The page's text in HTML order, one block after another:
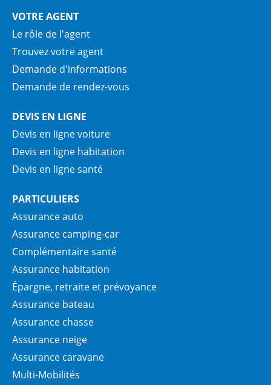
VOTRE AGENT
Le rôle de l'agent
Trouvez votre agent
Demande d'informations
Demande de rendez-vous
DEVIS EN LIGNE
Devis en ligne voiture
Devis en ligne habitation
Devis en ligne santé
PARTICULIERS
Assurance auto
Assurance camping-car
Complémentaire santé
Assurance habitation
Épargne, retraite et prévoyance
Assurance bateau
Assurance chasse
Assurance neige
Assurance caravane
Multi-Mobilités